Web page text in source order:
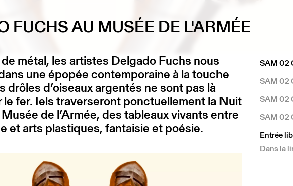
FUCHS AU MUSÉE DE L'ARMÉE
métal, les artistes Delgado Fuchs nous
une épopée contemporaine à la touche
drôles d’oiseaux argentés ne sont pas là
le fer. Iels traverseront ponctuellement la Nuit
de l’Armée, des tableaux vivants entre
et arts plastiques, fantaisie et poésie.
SAM 02
SAM 02
SAM 02
SAM 02
Entrée
Dans